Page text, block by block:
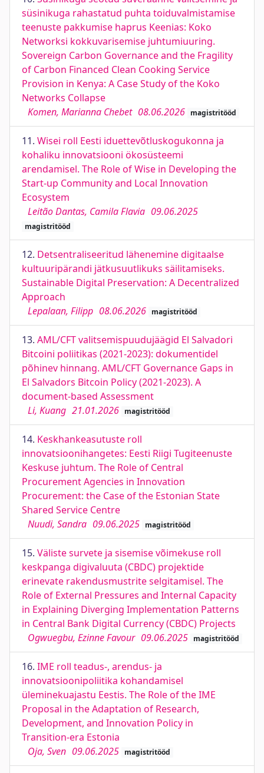
süsinikuga rahastatud puhta toiduvalmistamise
teenuste pakkumise haprus Keenias: Koko
Networksi kokkuvarisemise juhtumiuuring.
Sovereign Carbon Governance and the Fragility
of Carbon Financed Clean Cooking Service
Provision in Kenya: A Case Study of the Koko
Networks Collapse
Komen, Marianna Chebet 08.06.2026 magistritööd
11. Wisei roll Eesti iduettevõtluskogukonna ja
kohaliku innovatsiooni ökosüsteemi
arendamisel. The Role of Wise in Developing the
Start-up Community and Local Innovation
Ecosystem
Leitão Dantas, Camila Flavia 09.06.2025
magistritööd
12. Detsentraliseeritud lähenemine digitaalse
kultuuripärandi jätkusuutlikuks säilitamiseks.
Sustainable Digital Preservation: A Decentralized
Approach
Lepalaan, Filipp 08.06.2026 magistritööd
13. AML/CFT valitsemispuudujäägid El Salvadori
Bitcoini poliitikas (2021-2023): dokumentidel
põhinev hinnang. AML/CFT Governance Gaps in
El Salvadors Bitcoin Policy (2021-2023). A
document-based Assessment
Li, Kuang 21.01.2026 magistritööd
14. Keskhankeasutuste roll
innovatsioonihangetes: Eesti Riigi Tugiteenuste
Keskuse juhtum. The Role of Central
Procurement Agencies in Innovation
Procurement: the Case of the Estonian State
Shared Service Centre
Nuudi, Sandra 09.06.2025 magistritööd
15. Väliste survete ja sisemise võimekuse roll
keskpanga digivaluuta (CBDC) projektide
erinevate rakendusmustrite selgitamisel. The
Role of External Pressures and Internal Capacity
in Explaining Diverging Implementation Patterns
in Central Bank Digital Currency (CBDC) Projects
Ogwuegbu, Ezinne Favour 09.06.2025 magistritööd
16. IME roll teadus-, arendus- ja
innovatsioonipoliitika kohandamisel
üleminekuajastu Eestis. The Role of the IME
Proposal in the Adaptation of Research,
Development, and Innovation Policy in
Transition-era Estonia
Oja, Sven 09.06.2025 magistritööd